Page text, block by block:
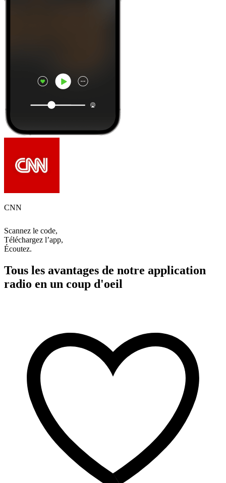
CNN
Scannez le code,
Téléchargez l’app,
Écoutez.
Tous les avantages de notre application
radio en un coup d'oeil